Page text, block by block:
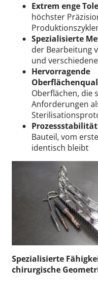
Extrem enge
höchster
Spezialisierte
der Bearbeitung
und
Hervorragende
Oberflächen, die
Anforderungen
Bauteil, vom
identisch bleibt
Spezialisierte
chirurgische